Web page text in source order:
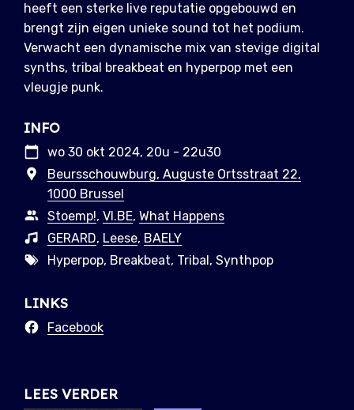
heeft een sterke live reputatie opgebouwd en
brengt zijn eigen unieke sound tot het podium.
Verwacht een dynamische mix van stevige digital
synths, tribal breakbeat en hyperpop met een
vleugje punk.
INFO
wo 30 okt 2024, 20u - 22u30
Beursschouwburg, Auguste Ortsstraat 22,
1000 Brussel
Stoemp!, VI.BE, What Happens
GERARD, Leese, BAELY
Hyperpop, Breakbeat, Tribal, Synthpop
LINKS
Facebook
LEES VERDER